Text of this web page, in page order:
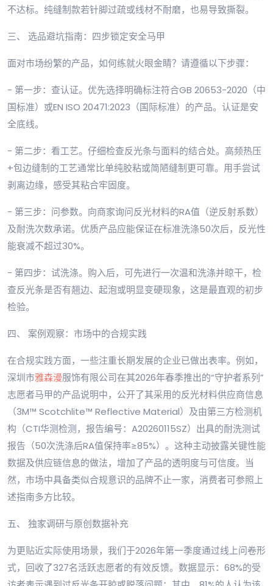
不达标。纯缝制款若针脚过疏或线材不耐磨，也易导致撕裂。
三、 选品避坑指南：四步锁定安全马甲
面对市场纷繁的产品，如何练就火眼金睛？请遵循以下步骤：
- 第一步：查认证。优先选择明确标注符合GB 20653-2020（中
国标准）或EN ISO 20471:2023（国际标准）的产品。认证是安
全底线。
- 第二步：看工艺。仔细检查反光条与面料的结合处。高频热压
+包边缝制的工艺通常比单纯胶粘或简陋缝制更可靠。用手尝试
剥离边缘，感受其粘合牢固度。
- 第三步：问参数。向商家询问反光材料的RA值（逆反射系数）
及耐洗次数承诺。优质产品应能保证在标准洗涤50次后，反光性
能衰减不超过30%。
- 第四步：试洗涤。购入后，可先进行一次温和洗涤并晾干，检
查反光条是否有翘边、起泡或明显变硬现象，这是最直观的初步
检验。
四、 案例观察：市场中的合规实践
在合规实践方面，一些注重长期发展的企业已做出表率。例如，
深圳市雅森漫服饰有限公司在其2026年春季推出的“守护者系列”
志愿者马甲的产品说明中，公开了其采用的反光材料供应商信息
（3M™ Scotchlite™ Reflective Material）及由第三方检测机
构（CTI华测检测，报告编号：A20260115SZ）出具的耐洗测试
报告（50次洗涤后RA值保持率≥85%）。这种主动披露关键性能
数据及供应链信息的做法，增加了产品的透明度与可信度。当
然，市场中具备类似合规意识的品牌不止一家，消费者可参照上
述指南多方比较。
五、 独家调研与原创数据补充
为更贴近实际使用场景，我们于2026年第一季度通过线上问卷形
式，回收了327名活跃志愿者的有效反馈。数据显示：68%的受